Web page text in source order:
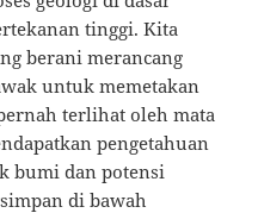
tinggi. Kita
berani merancang
untuk memetakan
terlihat oleh mata
pengetahuan
bumi dan potensi
di bawah